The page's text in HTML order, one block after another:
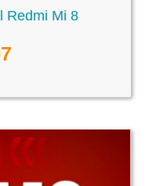
Redmi Mi 8